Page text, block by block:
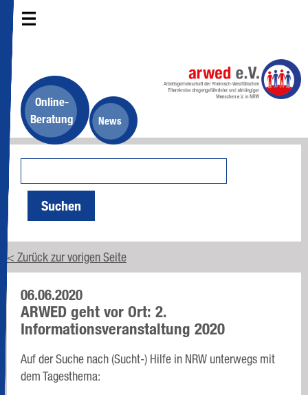
Online-
Beratung
News
Suchen
< Zurück zur vorigen Seite
06.06.2020
ARWED geht vor Ort: 2.
Informationsveranstaltung 2020
Auf der Suche nach (Sucht-) Hilfe in NRW unterwegs mit
dem Tagesthema: